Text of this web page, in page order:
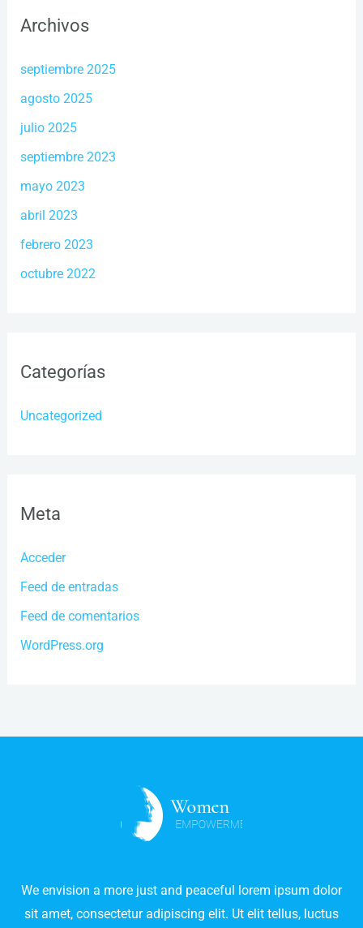
Archivos
septiembre 2025
agosto 2025
julio 2025
septiembre 2023
mayo 2023
abril 2023
febrero 2023
octubre 2022
Categorías
Uncategorized
Meta
Acceder
Feed de entradas
Feed de comentarios
WordPress.org
We envision a more just and peaceful lorem ipsum dolor
sit amet, consectetur adipiscing elit. Ut elit tellus, luctus